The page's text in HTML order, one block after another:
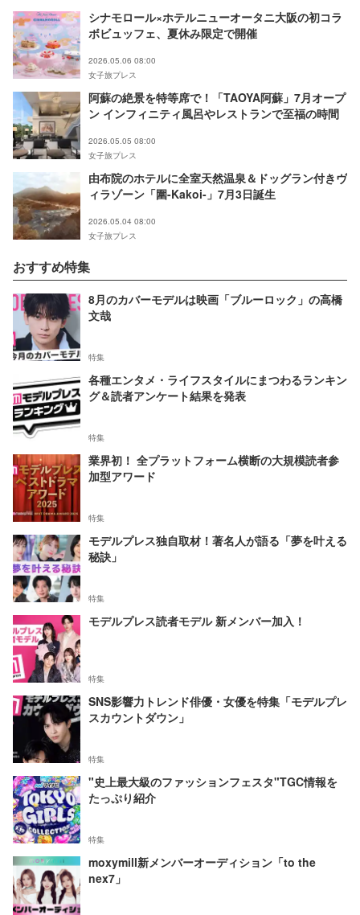
シナモロール×ホテルニューオータニ大阪の初コラ
ボビュッフェ、夏休み限定で開催
2026.05.06 08:00
女子旅プレス
阿蘇の絶景を特等席で！「TAOYA阿蘇」7月オープ
ン インフィニティ風呂やレストランで至福の時間
2026.05.05 08:00
女子旅プレス
由布院のホテルに全室天然温泉＆ドッグラン付きヴ
ィラゾーン「圍-Kakoi-」7月3日誕生
2026.05.04 08:00
女子旅プレス
おすすめ特集
8月のカバーモデルは映画「ブルーロック」の高橋
文哉
特集
各種エンタメ・ライフスタイルにまつわるランキン
グ＆読者アンケート結果を発表
特集
業界初！ 全プラットフォーム横断の大規模読者参
加型アワード
特集
モデルプレス独自取材！著名人が語る「夢を叶える
秘訣」
特集
モデルプレス読者モデル 新メンバー加入！
特集
SNS影響力トレンド俳優・女優を特集「モデルプレ
スカウントダウン」
特集
"史上最大級のファッションフェスタ"TGC情報を
たっぷり紹介
特集
moxymill新メンバーオーディション「to the
nex7」